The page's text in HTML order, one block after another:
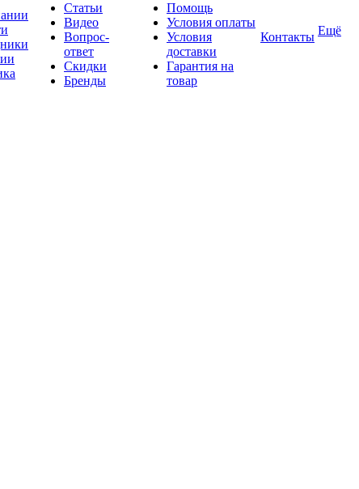
Статьи
Видео
Вопрос-
ответ
Скидки
Бренды
Помощь
Условия оплаты
Условия
доставки
Гарантия на
товар
Контакты Ещё